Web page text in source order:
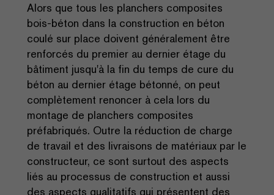
Alors que tous les planchers composites
bois-béton dans la construction en béton
coulé sur place doivent généralement être
renforcés du premier au dernier étage du
bâtiment jusqu'à la fin du temps de cure du
béton au dernier étage bétonné, on peut
complètement renoncer à cela lors du
montage de planchers composites
préfabriqués. Outre la réduction de charge
de travail et des livraisons de matériaux par le
constructeur, ce sont surtout des aspects
liés au processus de construction et aussi
des aspects qualitatifs qui présentent des